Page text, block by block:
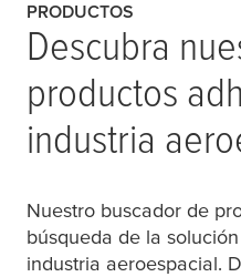
PRODUCTOS
Descubra
productos
industria
Nuestro buscador de
búsqueda de la
industria aeroespacial.